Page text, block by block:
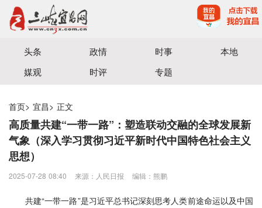
宜昌三峡融媒体中心主办
头条 政情 时事
本地
媒观
时评 专题
首页> 宜昌> 正文
高质量共建“一带一路”：塑造联动交融的全球发展新
气象（深入学习贯彻习近平新时代中国特色社会主义
思想）
2025-07-28 08:40 来源：人民日报 编辑：熊鹏
共建“一带一路”是习近平总书记深刻思考人类前途命运以及中国